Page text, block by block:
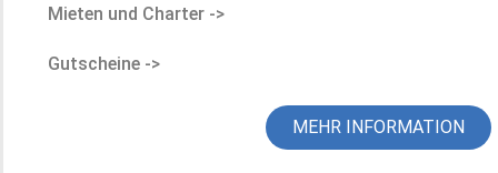
Mieten und Charter ->
Gutscheine ->
MEHR INFORMATION